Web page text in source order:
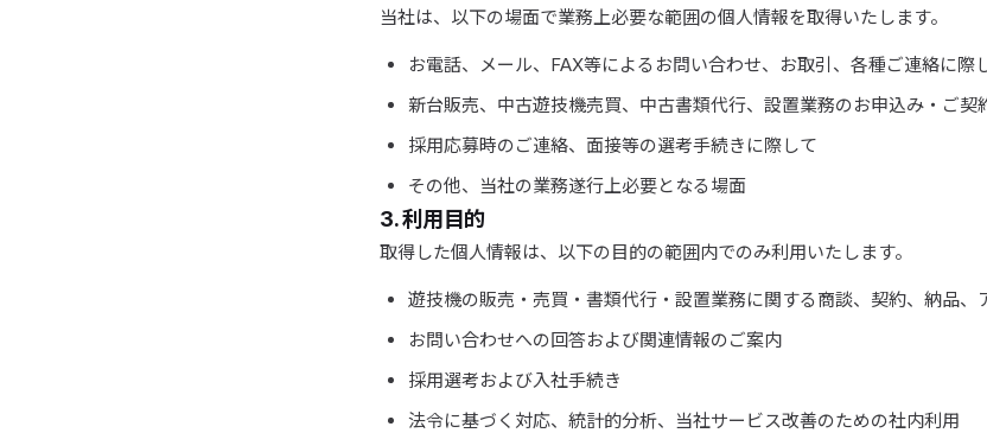
当社は、以下の場面で業務上必要な範囲の個人情報を取得いたします。
お電話、メール、FAX等によるお問い合わせ、お取引、各種ご連絡に際
新台販売、中古遊技機売買、中古書類代行、設置業務のお申込み・ご契
採用応募時のご連絡、面接等の選考手続きに際して
その他、当社の業務遂行上必要となる場面
3. 利用目的
取得した個人情報は、以下の目的の範囲内でのみ利用いたします。
遊技機の販売・売買・書類代行・設置業務に関する商談、契約、納品、
お問い合わせへの回答および関連情報のご案内
採用選考および入社手続き
法令に基づく対応、統計的分析、当社サービス改善のための社内利用